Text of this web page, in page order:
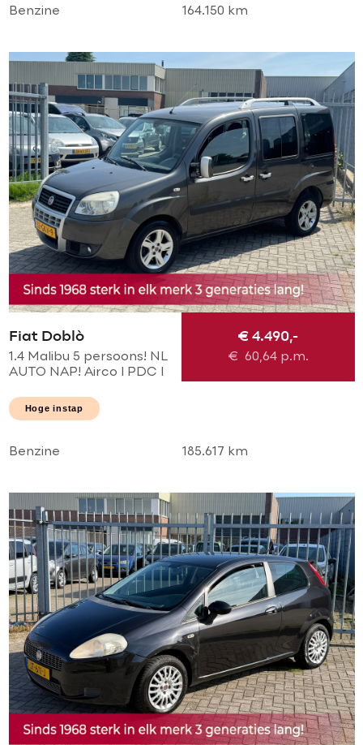
Benzine 164.150 km
Fiat Doblò
1.4 Malibu 5 persoons! NL
AUTO NAP! Airco l PDC l
pakket! TOPSTAAT l
Goed onderhouden!
€ 4.490,-
€ 60,64p.m.
Hoge instap
Benzine 185.617 km